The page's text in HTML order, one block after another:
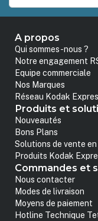
A propos
Qui sommes-nous ?
Notre engagement
Equipe commerciale
Nos Marques
Réseau Kodak
Produits et
Nouveautés
Bons Plans
Solutions de vente
Produits Kodak
Commandes et
Nous contacter
Modes de livraison
Moyens de paiement
Hotline Technique